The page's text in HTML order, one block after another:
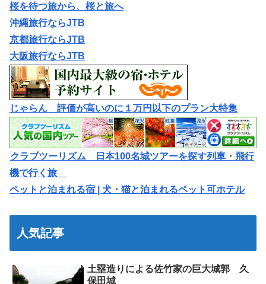
桜を待つ旅から、桜と旅へ
沖縄旅行ならJTB
京都旅行ならJTB
大阪旅行ならJTB
じゃらん 評価が高いのに１万円以下のプラン大特集
クラブツーリズム 日本100名城ツアーを探す列車・飛行
機で行く旅
ペットと泊まれる宿 | 犬・猫と泊まれるペット可ホテル
人気記事
土塁造りによる佐竹家の巨大城郭 久
保田城